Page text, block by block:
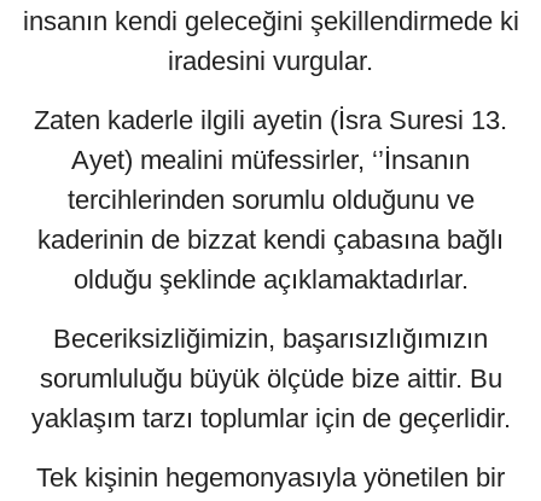
insanın kendi geleceğini şekillendirmede ki
iradesini vurgular.
Zaten kaderle ilgili ayetin (İsra Suresi 13.
Ayet) mealini müfessirler, ‘’İnsanın
tercihlerinden sorumlu olduğunu ve
kaderinin de bizzat kendi çabasına bağlı
olduğu şeklinde açıklamaktadırlar.
Beceriksizliğimizin, başarısızlığımızın
sorumluluğu büyük ölçüde bize aittir. Bu
yaklaşım tarzı toplumlar için de geçerlidir.
Tek kişinin hegemonyasıyla yönetilen bir